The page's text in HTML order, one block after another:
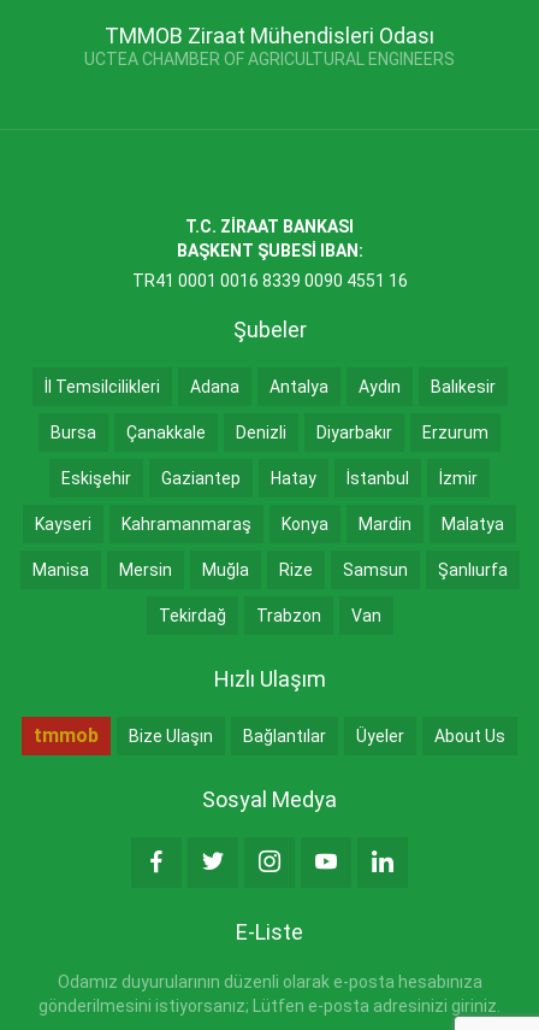
TMMOB Ziraat Mühendisleri Odası
UCTEA CHAMBER OF AGRICULTURAL ENGINEERS
T.C. ZİRAAT BANKASI
BAŞKENT ŞUBESİ IBAN:
TR41 0001 0016 8339 0090 4551 16
Şubeler
İl Temsilcilikleri Adana Antalya Aydın Balıkesir
Bursa Çanakkale Denizli Diyarbakır Erzurum
Eskişehir Gaziantep Hatay İstanbul İzmir
Kayseri Kahramanmaraş Konya Mardin Malatya
Manisa Mersin Muğla Rize Samsun Şanlıurfa
Tekirdağ Trabzon Van
Hızlı Ulaşım
tmmob Bize Ulaşın Bağlantılar Üyeler About Us
Sosyal Medya
E-Liste
Odamız duyurularının düzenli olarak e-posta hesabınıza
gönderilmesini istiyorsanız; Lütfen e-posta adresinizi giriniz.